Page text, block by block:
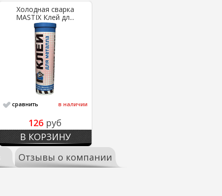
Холодная сварка
MASTIX Клей дл...
сравнить в наличии
126 руб
В КОРЗИНУ
Отзывы о компании